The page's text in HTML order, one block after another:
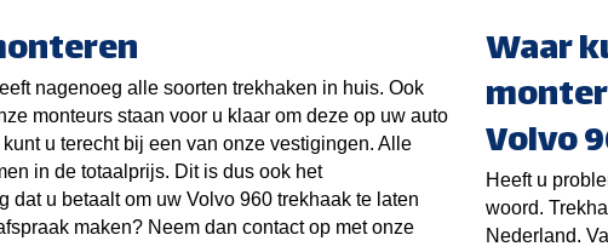
nagenoeg alle soorten trekhaken in huis. Ook
monteurs staan voor u klaar om deze op uw auto
u terecht bij een van onze vestigingen. Alle
in de totaalprijs. Dit is dus ook het
dat u betaalt om uw Volvo 960 trekhaak te laten
maken? Neem dan contact op met onze
Waar
Volvo
Heeft u
woord.
Nederland.